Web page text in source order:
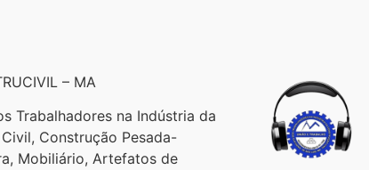
– MA
Trabalhadores na Indústria da
Construção Pesada-
Mobiliário, Artefatos de